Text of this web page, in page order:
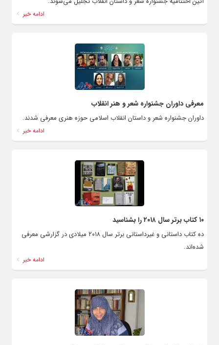
ادامه خبر
معرفی داوران جشنواره شعر و هنر انقلاب
داوران جشنواره شعر و داستان انقلاب اسلامی حوزه هنری معرفی شدند.
ادامه خبر
۱۰ کتاب برتر سال ۲۰۱۸ را بشناسید
ده کتاب داستانی و غیرداستانی برتر سال ۲۰۱۸ میلادی در گزارشی معرفی
شده‌اند.
ادامه خبر